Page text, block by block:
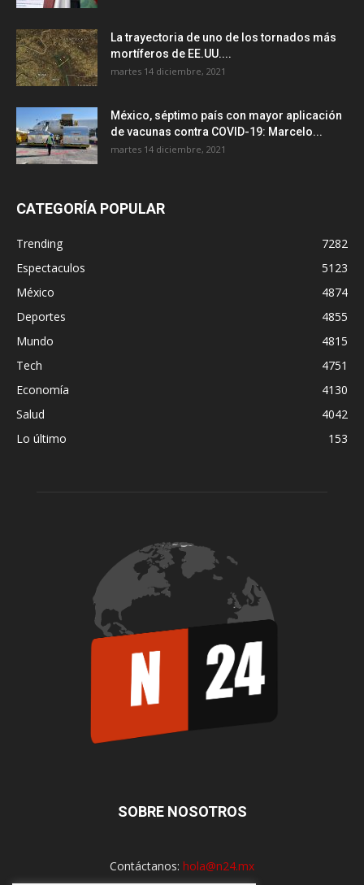
La trayectoria de uno de los tornados más
mortíferos de EE.UU....
martes 14 diciembre, 2021
México, séptimo país con mayor aplicación
de vacunas contra COVID-19: Marcelo...
martes 14 diciembre, 2021
CATEGORÍA POPULAR
Trending
7282
Espectaculos
5123
México
4874
Deportes
4855
Mundo
4815
Tech
4751
Economía
4130
Salud
4042
Lo último
153
SOBRE NOSOTROS
Contáctanos: hola@n24.mx